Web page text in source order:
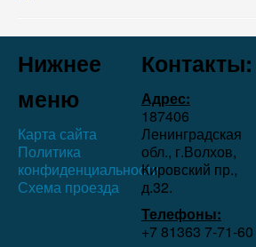
Нижнее
меню
Карта сайта
Политика
конфиденциальности
Схема проезда
Контакты:
Адрес:
187406
Ленинградская
обл., г.Волхов,
Кировский пр.,
д.32.
Телефоны:
+7 81363 7‑71-60